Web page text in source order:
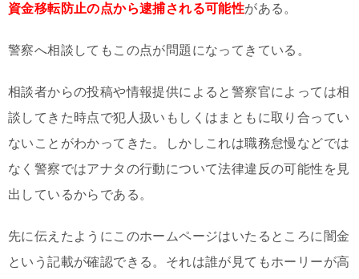
資金移転防止の点から逮捕される可能性がある。
警察へ相談してもこの点が問題になってきている。
相談者からの投稿や情報提供によると警察官によっては相
談してきた時点で犯人扱いもしくはまともに取り合ってい
ないことがわかってきた。しかしこれは職務怠慢などでは
なく警察ではアナタの行動について法律違反の可能性を見
出しているからである。
先に伝えたようにこのホームページはいたるところに闇金
という記載が確認できる。それは誰が見てもホーリーが高